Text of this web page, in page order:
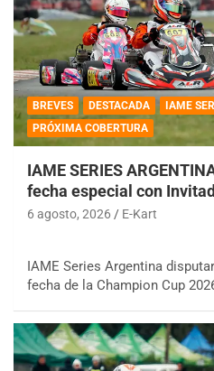
BREVES DESTACADA
IAME
PRÓXIMA COBERTURA
IAME SERIES
fecha especial con
6 agosto, 2026 E-Kart
IAME Series Argentina
fecha de la Champion Cup